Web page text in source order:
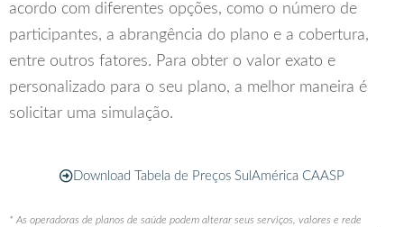
acordo com diferentes opções, como o número de
participantes, a abrangência do plano e a cobertura,
entre outros fatores. Para obter o valor exato e
personalizado para o seu plano, a melhor maneira é
solicitar uma simulação.
Download Tabela de Preços SulAmérica CAASP
* As operadoras de planos de saúde podem alterar seus serviços, valores e rede